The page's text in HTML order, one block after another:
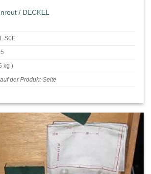
/ DECKEL
S0E
kg )
der Produkt-Seite